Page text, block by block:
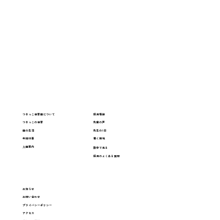
つきっこ保育園について
つきっこの保育
園の生活
年間行事
入園案内
採用情報
先輩の声
先生の1日
働く環境
数字で見る
採用のよくある質問
お知らせ
お問い合わせ
プライバシーポリシー
アクセス